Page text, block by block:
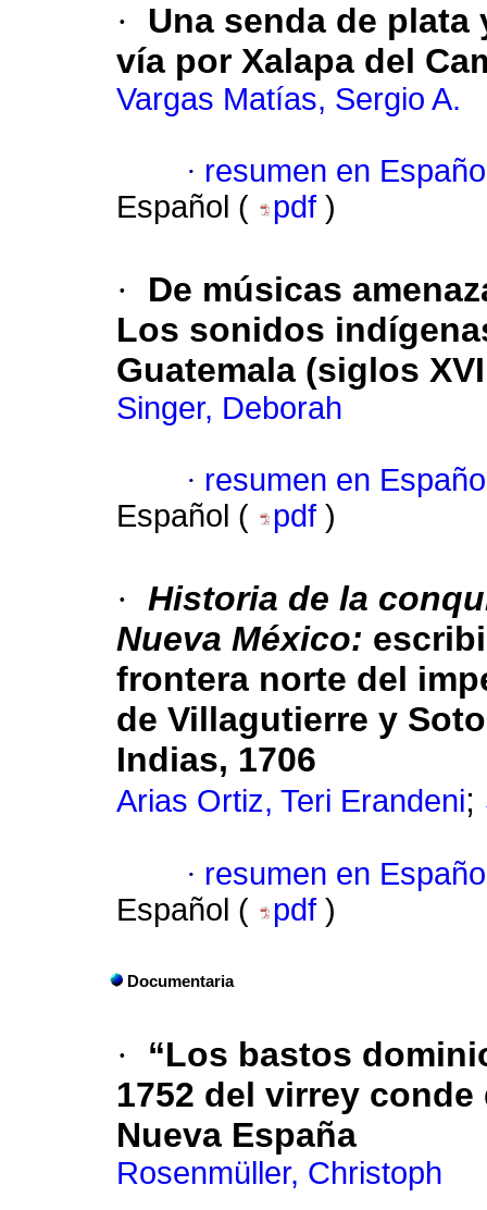
·
Una senda de
vía por Xalapa del
Vargas Matías, Sergio A.
· resumen en
Español (
pdf )
·
De músicas
Los sonidos
Guatemala (siglos
Singer, Deborah
· resumen en
Español (
pdf )
· Historia de la
Nueva México:
frontera norte del
de Villagutierre y
Indias, 1706
Arias Ortiz, Teri Erandeni;
· resumen en
Español (
pdf )
Documentaria
·
“Los bastos
1752 del virrey
Nueva España
Rosenmüller, Christoph